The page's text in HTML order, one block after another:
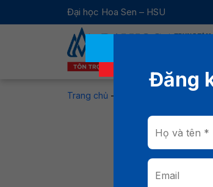
Đại học Hoa Sen – HSU
Trang chủ -
Đăng